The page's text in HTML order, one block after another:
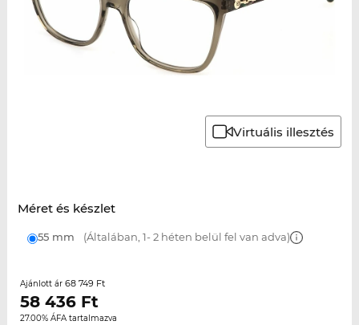
Virtuális illesztés
Méret és készlet
55 mm (Általában, 1- 2 héten belül fel van adva)
Ajánlott ár 68 749 Ft
58 436Ft
27.00% ÁFA tartalmazva